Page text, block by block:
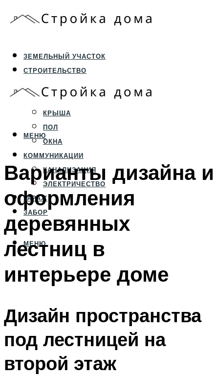
ЗЕМЕЛЬНЫЙ УЧАСТОК
СТРОИТЕЛЬСТВО
ФУНДАМЕНТ И ЦОКОЛЬ
ПЕРЕКРЫТИЯ И СТЕНЫ
КРЫША
ПОЛ
ОКНА
КОММУНИКАЦИИ
КАНАЛИЗАЦИЯ
ЭЛЕКТРИЧЕСТВО
ГАРАЖ
ЗАБОР
МЕНЮ
МЕНЮ
Варианты дизайна и
оформления
деревянных
лестниц в
интерьере доме
Дизайн пространства
под лестницей на
второй этаж